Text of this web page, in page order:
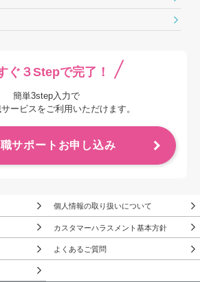
ぐ３Stepで完了！
簡単3step入力で
ービスをご利用いただけます。
サポートお申し込み
個人情報の取り扱いについて
カスタマーハラスメント基本方針
よくあるご質問